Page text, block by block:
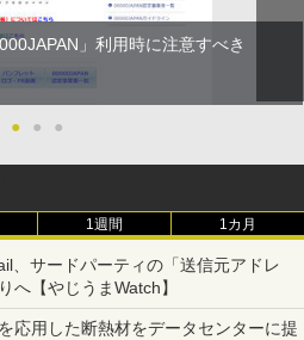
」利用時に注意すべき
● ● ●
1週間 1カ月
、サードパーティの「送信元アドレ
へ【やじうまWatch】
応用した断熱材をデータセンターに提